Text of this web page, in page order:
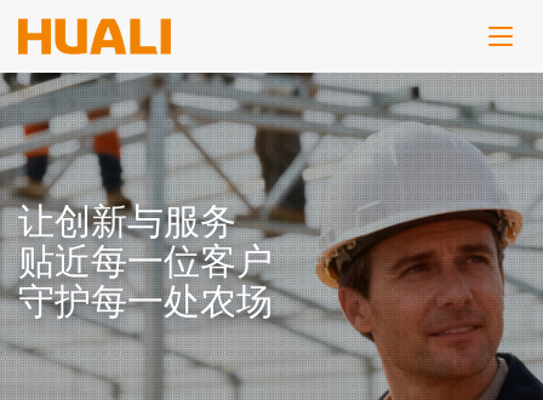
让创新与服务
贴近每一位客户
守护每一处农场